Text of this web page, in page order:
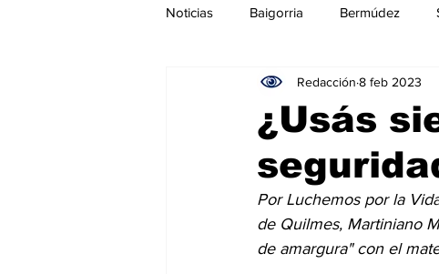
Noticias Baigorria Bermúdez
Nacionales Beltrán San
Roldán
Asociación Rosarina de
¿Usás
Redacción 8 feb 2023
Por Luchemos por la
de Quilmes, Martiniano
de amargura" con el